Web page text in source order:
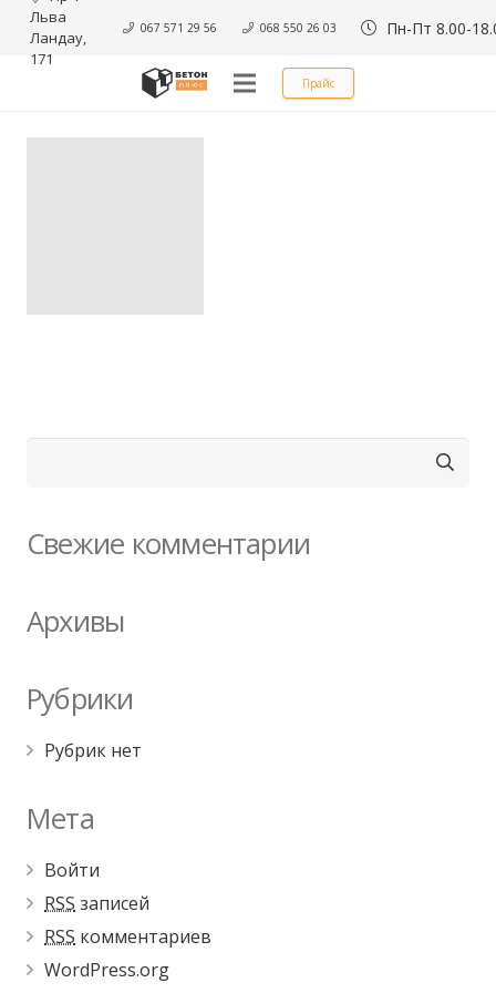
Льва
Ландау,
171
067 571 29 56 068 550 26 03 Пн-Пт 8.00-
Прайс
Свежие комментарии
Архивы
Рубрики
Рубрик нет
Мета
Войти
RSS записей
RSS комментариев
WordPress.org